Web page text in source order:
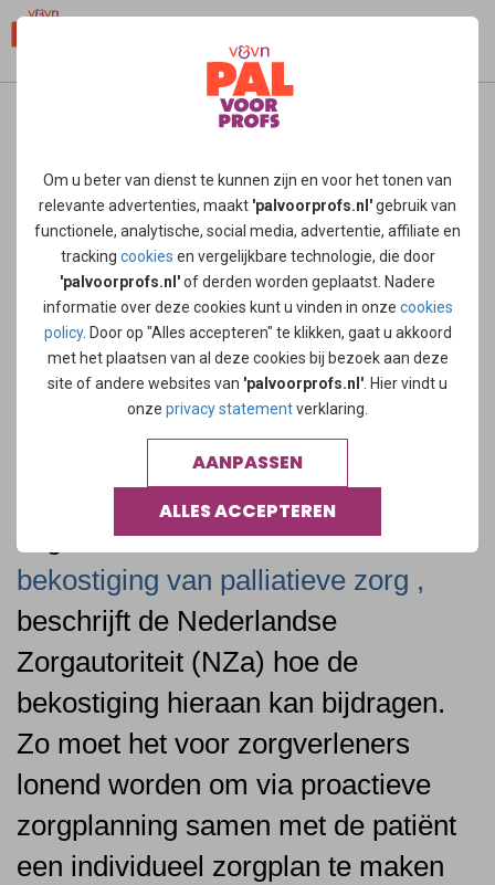
Om u beter van dienst te kunnen zijn en voor het tonen van
relevante advertenties, maakt 'palvoorprofs.nl'gebruik van
functionele, analytische, social media, advertentie, affiliate en
tracking cookies en vergelijkbare technologie, die door
'palvoorprofs.nl'of derden worden geplaatst. Nadere
informatie over deze cookies kunt u vinden in onze cookies
policy. Door op "Alles accepteren" te klikken, gaat u akkoord
met het plaatsen van al deze cookies bij bezoek aan deze
site of andere websites van 'palvoorprofs.nl' . Hier vindt u
onze privacy statementverklaring.
AANPASSEN
ALLES ACCEPTEREN
nza aanpassen bekostiging draagt bij aan
Het moet makkelijker worden voor
verschillende zorgaanbieders om
samen palliatieve zorg te
organiseren. Zodat deze zorg
passend is en aansluit bij de wensen
van de patiënt
In haar, op eigen initiatief
uitgebrachte visie over de
bekostiging van palliatieve zorg ,
beschrijft de Nederlandse
Zorgautoriteit (NZa) hoe de
bekostiging hieraan kan bijdragen.
Zo moet het voor zorgverleners
lonend worden om via proactieve
zorgplanning samen met de patiënt
een individueel zorgplan te maken